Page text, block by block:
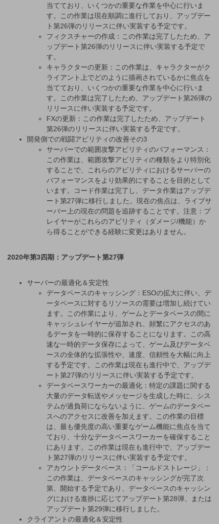
当てており、いくつかの重要な作業を中心に行いま
す。この作業は現在順調に進行しており、アップデー
ト第26弾のリリースに伴い実装する予定です。
フィクスチャーの作成：この作業は完了したため、ア
ップデート第26弾のリリースに伴い実装する予定で
す。
キャラクターの更新：この作業は、キャラクターがク
ライアント上でどのように描画されているかに焦点を
当てており、いくつかの重要な作業を中心に行いま
す。この作業は完了したため、アップデート第26弾の
リリースに伴い実装する予定です。
FXの更新：この作業は完了したため、アップデート
第26弾のリリースに伴い実装する予定です。
開発側での戦闘アビリティの改善その3
サーバーでの範囲攻撃アビリティのパフォーマンス：
この作業は、範囲攻撃アビリティの種類をより特別化
することで、これらのアビリティにおけるサーバーの
パフォーマンスをより効果的にすることを目的として
います。コード作業は完了し、データ作業はアップデ
ート第27弾に移行しました。現在の焦点は、ライブサ
ーバー上の現在の問題を追跡することです。注意：プ
レイヤーがこれらのアビリティ（ダメージ/機能）か
ら得ることができる経験に変更はありません。
2020年第3四期：アップデート第27弾
サーバーの最適化＆安定性
データベースのキャッシング：ESOの拡大に伴い、デ
ータベースに対するリソースの需要は増加し続けてい
ます。この作業により、ゲームとデータベースの間に
キャッシュレイヤーが追加され、頻繁にアクセスのあ
るデータを一時的に保存することになります。この高
速な一時的データ保存によって、ゲーム及びデータベ
ースの全体的な拡張性や、速度、信頼性を大幅に向上
する予定です。この作業は現在も進行中で、アップデ
ート第27弾のリリースに伴い実装する予定です。
データベースワーカーの最適化：特定の課題に関する
大量のデータ転送やメッセージを生成した時に、シス
テムが過負荷にならないように、ゲームのデータベー
スへのアクセスに改善を加えます。この作業の目標
は、最も優先度の高い重要なゲーム機能に焦点を当て
ており、十分なデータベースワーカーを確保すること
にあります。この作業は現在も進行中で、アップデー
ト第27弾のリリースに伴い実装する予定です。
アカウントデータベース：「コールドストレージ」：
この作業は、データベースのキャッシングが完了次
第、開始する予定であり、データベースのキャッシン
グにおける進捗に応じてアップデート第28弾、または
アップデート第29弾に移行しました。
クライアントの最適化＆安定性